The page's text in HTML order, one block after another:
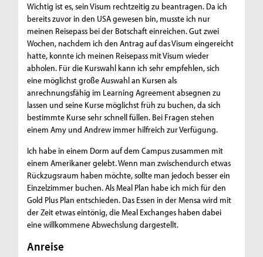
Wichtig ist es, sein Visum rechtzeitig zu beantragen. Da ich
bereits zuvor in den USA gewesen bin, musste ich nur
meinen Reisepass bei der Botschaft einreichen. Gut zwei
Wochen, nachdem ich den Antrag auf das Visum eingereicht
hatte, konnte ich meinen Reisepass mit Visum wieder
abholen. Für die Kurswahl kann ich sehr empfehlen, sich
eine möglichst große Auswahl an Kursen als
anrechnungsfähig im Learning Agreement absegnen zu
lassen und seine Kurse möglichst früh zu buchen, da sich
bestimmte Kurse sehr schnell füllen. Bei Fragen stehen
einem Amy und Andrew immer hilfreich zur Verfügung.
Ich habe in einem Dorm auf dem Campus zusammen mit
einem Amerikaner gelebt. Wenn man zwischendurch etwas
Rückzugsraum haben möchte, sollte man jedoch besser ein
Einzelzimmer buchen. Als Meal Plan habe ich mich für den
Gold Plus Plan entschieden. Das Essen in der Mensa wird mit
der Zeit etwas eintönig, die Meal Exchanges haben dabei
eine willkommene Abwechslung dargestellt.
Anreise